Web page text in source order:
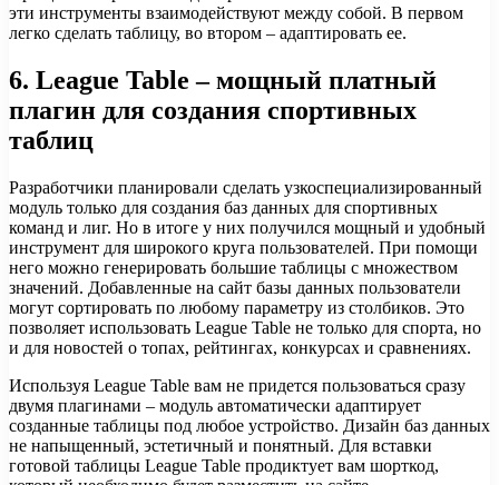
эти инструменты взаимодействуют между собой. В первом
легко сделать таблицу, во втором – адаптировать ее.
6. League Table – мощный платный
плагин для создания спортивных
таблиц
Разработчики планировали сделать узкоспециализированный
модуль только для создания баз данных для спортивных
команд и лиг. Но в итоге у них получился мощный и удобный
инструмент для широкого круга пользователей. При помощи
него можно генерировать большие таблицы с множеством
значений. Добавленные на сайт базы данных пользователи
могут сортировать по любому параметру из столбиков. Это
позволяет использовать League Table не только для спорта, но
и для новостей о топах, рейтингах, конкурсах и сравнениях.
Используя League Table вам не придется пользоваться сразу
двумя плагинами – модуль автоматически адаптирует
созданные таблицы под любое устройство. Дизайн баз данных
не напыщенный, эстетичный и понятный. Для вставки
готовой таблицы League Table продиктует вам шорткод,